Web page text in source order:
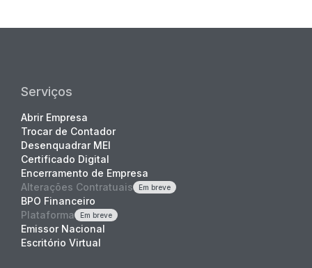
Serviços
Abrir Empresa
Trocar de Contador
Desenquadrar MEI
Certificado Digital
Encerramento de Empresa
Alterações Contratuais
Em breve
BPO Financeiro
Plataforma
Em breve
Emissor Nacional
Escritório Virtual